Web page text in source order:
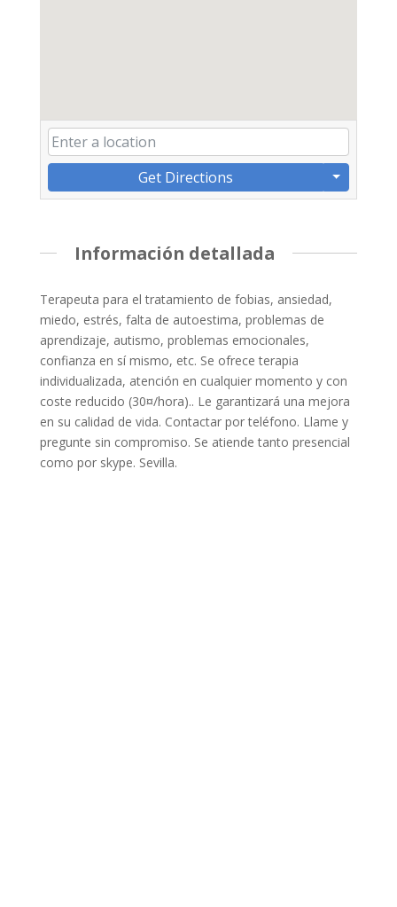
Get Directions
Información detallada
Terapeuta para el tratamiento de fobias, ansiedad,
miedo, estrés, falta de autoestima, problemas de
aprendizaje, autismo, problemas emocionales,
confianza en sí mismo, etc. Se ofrece terapia
individualizada, atención en cualquier momento y con
coste reducido (30¤/hora).. Le garantizará una mejora
en su calidad de vida. Contactar por teléfono. Llame y
pregunte sin compromiso. Se atiende tanto presencial
como por skype. Sevilla.